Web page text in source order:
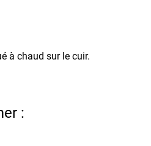
à chaud sur le cuir.
: